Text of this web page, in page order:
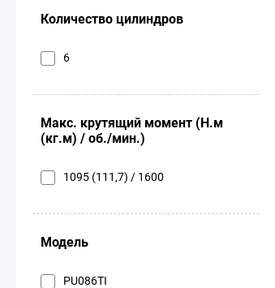
Количество цилиндров
6
Макс. крутящий момент (Н.м
(кг.м) / об./мин.)
1095 (111,7) / 1600
Модель
PU086TI